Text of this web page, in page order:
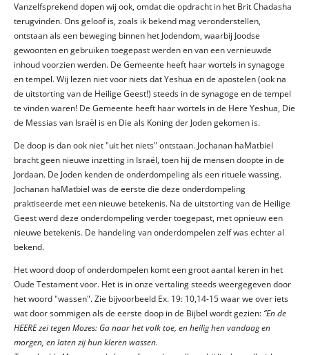
Vanzelfsprekend dopen wij ook, omdat die opdracht in het Brit Chadasha
terugvinden. Ons geloof is, zoals ik bekend mag veronderstellen,
ontstaan als een beweging binnen het Jodendom, waarbij Joodse
gewoonten en gebruiken toegepast werden en van een vernieuwde
inhoud voorzien werden. De Gemeente heeft haar wortels in synagoge
en tempel. Wij lezen niet voor niets dat Yeshua en de apostelen (ook na
de uitstorting van de Heilige Geest!) steeds in de synagoge en de tempel
te vinden waren! De Gemeente heeft haar wortels in de Here Yeshua, Die
de Messias van Israël is en Die als Koning der Joden gekomen is.
De doop is dan ook niet "uit het niets" ontstaan. Jochanan haMatbiel
bracht geen nieuwe inzetting in Israël, toen hij de mensen doopte in de
Jordaan. De Joden kenden de onderdompeling als een rituele wassing.
Jochanan haMatbiel was de eerste die deze onderdompeling
praktiseerde met een nieuwe betekenis. Na de uitstorting van de Heilige
Geest werd deze onderdompeling verder toegepast, met opnieuw een
nieuwe betekenis. De handeling van onderdompelen zelf was echter al
bekend.
Het woord doop of onderdompelen komt een groot aantal keren in het
Oude Testament voor. Het is in onze vertaling steeds weergegeven door
het woord "wassen". Zie bijvoorbeeld Ex. 19: 10,14-15 waar we over iets
wat door sommigen als de eerste doop in de Bijbel wordt gezien:‘’En de
HEERE zei tegen Mozes: Ga naar het volk toe, en heilig hen vandaag en
morgen, en laten zij hun kleren wassen.